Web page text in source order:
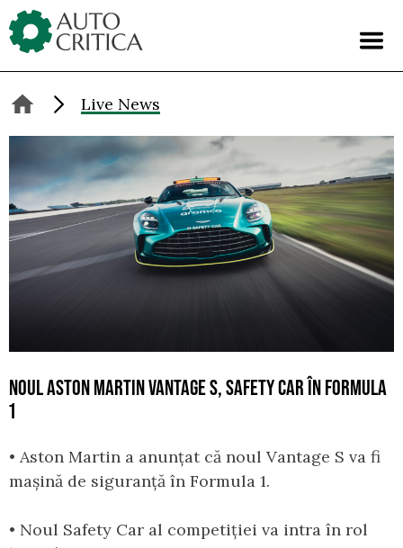
Skip
to
content
Live News
NOUL ASTON MARTIN VANTAGE S, SAFETY CAR ÎN FORMULA
1
• Aston Martin a anunțat că noul Vantage S va fi
mașină de siguranță în Formula 1.
• Noul Safety Car al competiției va intra în rol